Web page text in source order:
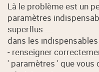
Là le problème est un
paramètres
superflus ....
dans les indispensables
- renseigner
' paramètres ' que